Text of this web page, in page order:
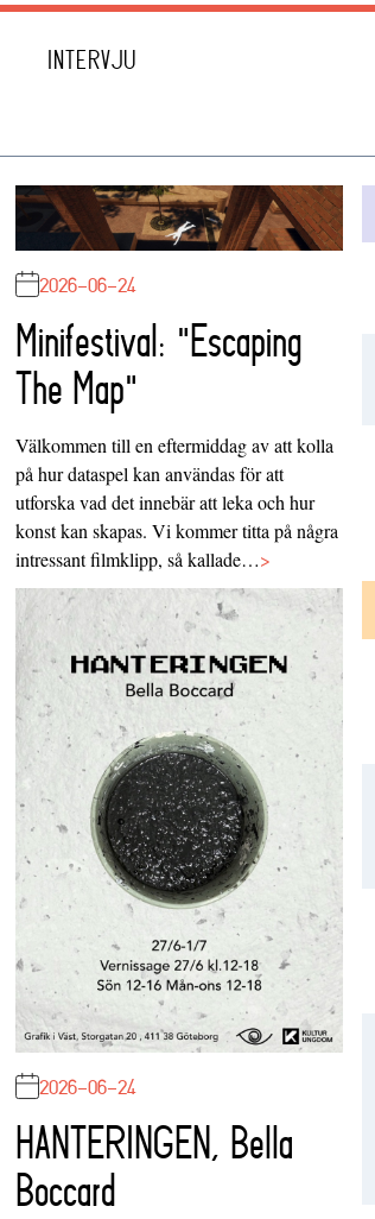
INTERVJU
2026-06-24
Minifestival: "Escaping
The Map"
Välkommen till en eftermiddag av att kolla
på hur dataspel kan användas för att
utforska vad det innebär att leka och hur
konst kan skapas. Vi kommer titta på några
intressant filmklipp, så kallade…>
2026-06-24
HANTERINGEN, Bella
Boccard